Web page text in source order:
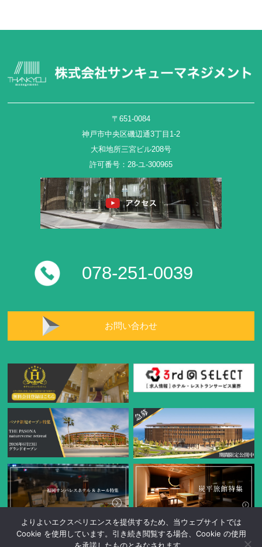
〒651-0084
神戸市中央区磯辺通3丁目1-2
大和地所三宮ビル208号
許可番号：28-ユ-300965
078-251-0039
お問い合わせ
よりよいエクスペリエンスを提供するため、当ウェブサイトでは
Cookie を使用しています。引き続き閲覧する場合、Cookie の使用